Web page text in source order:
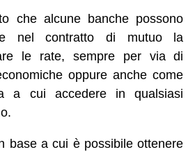
che alcune banche possono
nel contratto di mutuo la
le rate, sempre per via di
oppure anche come
a cui accedere in qualsiasi
base a cui è possibile ottenere